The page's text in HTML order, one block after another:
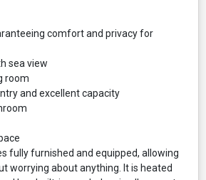
comfort and privacy for
sea view
room
and excellent capacity
fully furnished and equipped, allowing
worrying about anything. It is heated